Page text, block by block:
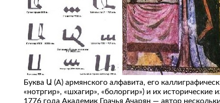
Буква Ա (А) армянского алфавита, его
«нотргир», «шхагир», «болоргир») и их
1776 года Академик Грачья Ачарян — автор